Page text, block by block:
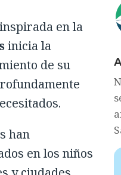
en la
inicia la
de su
han
en los niños